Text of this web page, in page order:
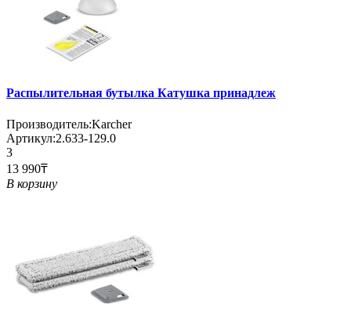
Распылительная бутылка Катушка принадлеж
Производитель:Karcher
Артикул:2.633-129.0
3
13 990₸
В корзину